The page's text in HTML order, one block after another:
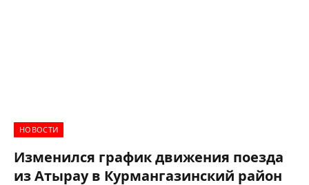
НОВОСТИ
Изменился график движения поезда
из Атырау в Курмангазинский район